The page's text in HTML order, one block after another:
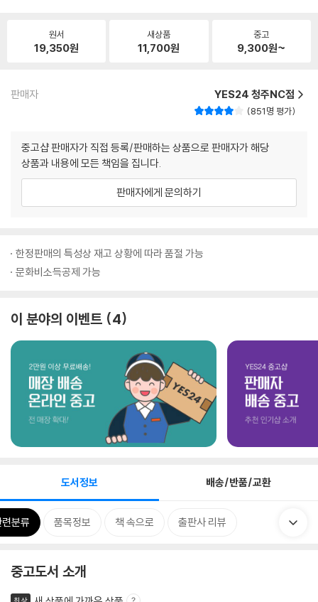
원서
19,350원
새상품
11,700원
중고
9,300원~
판매자 YES24 청주NC점
851명 평가
중고샵 판매자가 직접 등록/판매하는 상품으로 판매자가 해당
상품과 내용에 모든 책임을 집니다.
판매자에게 문의하기
한정판매의 특성상 재고 상황에 따라 품절 가능
문화비소득공제 가능
이 분야의 이벤트 4
도서정보 배송/반품/교환
분류 품목정보 책 속으로 출판사 리뷰
중고도서 소개